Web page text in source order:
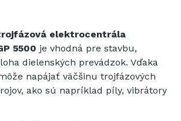
elektrocentrála
5500 je vhodná pre stavbu,
dielenských prevádzok. Vďaka
napájať väčšinu trojfázových
ako sú napríklad píly, vibrátory